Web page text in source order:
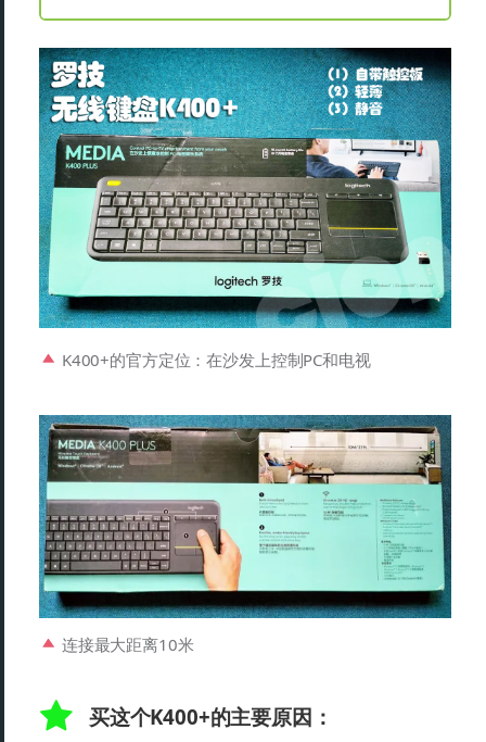
K400+的官方定位：在沙发上控制PC和电视
连接最大距离10米
买这个K400+的主要原因：